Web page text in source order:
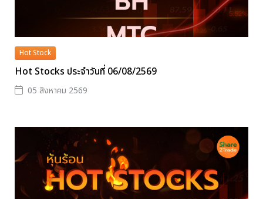
Hot Stock
Hot Stocks ประจำวันที่ 06/08/2569
05 สิงหาคม 2569